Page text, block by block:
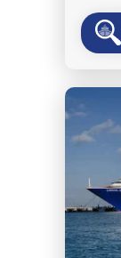
HX
MS
MS
MS
MS
MS
MS